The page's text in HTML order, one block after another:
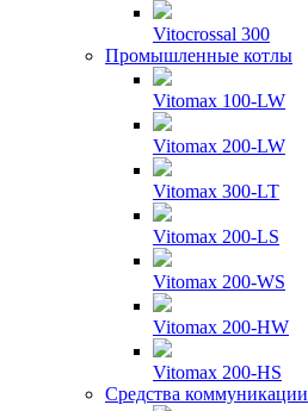
Vitocrossal 300
Промышленные котлы
Vitomax 100-LW
Vitomax 200-LW
Vitomax 300-LT
Vitomax 200-LS
Vitomax 200-WS
Vitomax 200-HW
Vitomax 200-HS
Средства коммуникации